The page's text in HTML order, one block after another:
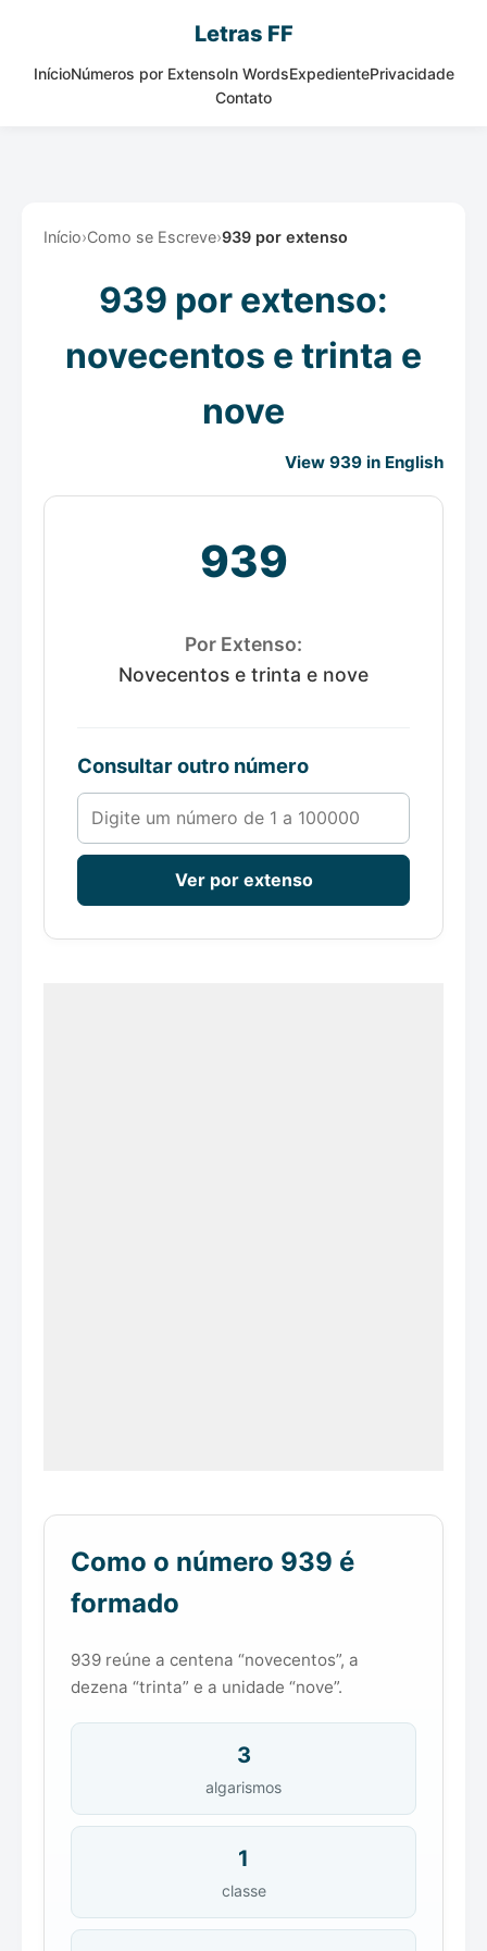
Letras FF
InícioNúmeros por ExtensoIn WordsExpedientePrivacidade
Contato
Início›Como se Escreve›939 por extenso
939 por extenso:
novecentos e trinta e
nove
View 939 in English
939
Por Extenso:
Novecentos e trinta e nove
Consultar outro número
Número de 1 a 100000
Ver por extenso
Como o número 939 é
formado
939 reúne a centena “novecentos”, a
dezena “trinta” e a unidade “nove”.
3
algarismos
1
classe